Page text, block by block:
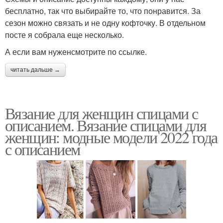
бесплатно, так что выбирайте то, что понравится. За
сезон можно связать и не одну кофточку. В отдельном
посте я собрала еще несколько.
А если вам нуженсмотрите по ссылке.
читать дальше →
Вязание для женщин спицами с
описанием. Вязание спицами для
женщин: модные модели 2022 года
с описанием